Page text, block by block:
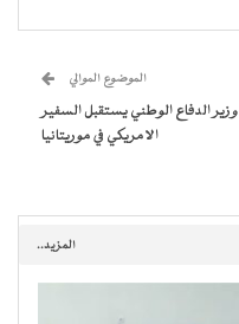
جديدة) الإلكتروني
نافذة
جديدة)
الموضوع الموالي
وزير الدفاع الوطني يستقبل السفير
الامريكي في موريتانيا
المزيد..